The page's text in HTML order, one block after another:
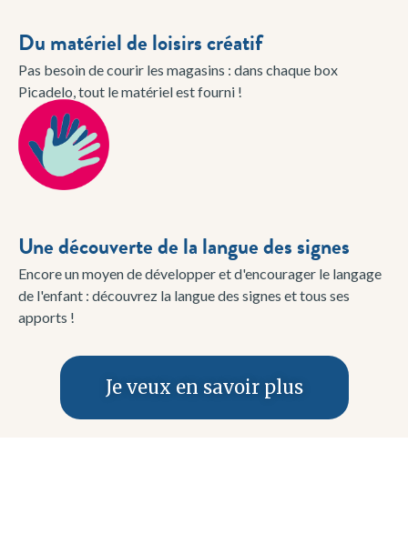
Du matériel de loisirs créatif
Pas besoin de courir les magasins : dans chaque box
Picadelo, tout le matériel est fourni !
Une découverte de la langue des signes
Encore un moyen de développer et d'encourager le langage
de l'enfant : découvrez la langue des signes et tous ses
apports !
Je veux en savoir plus